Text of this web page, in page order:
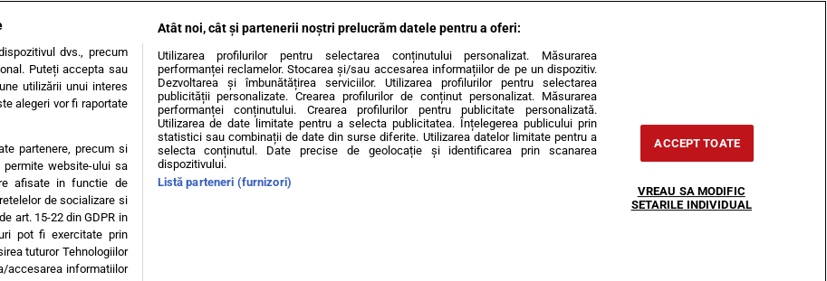
Whatsapp, sună la 0741226226 sau trimite mail la pont@cancan.ro
Știri interne Știri externe Politică
stiri Diete Insula Iubirii Dictionar de vise LIFE STYLE Horoscop
si condiții Politica de confidențialitate
dvs., precum
Puteți accepta sau
utilizării unui interes
alegeri vor fi raportate
partenere, precum si
website-ului sa
afisate in functie de
de socializare si
art. 15-22 din GDPR in
pot fi exercitate prin
tuturor Tehnologiilor
accesarea informatiilor
Atât noi, cât și partenerii noștri prelucrăm datele pentru a oferi:
Utilizarea profilurilor pentru selectarea conținutului personalizat. Măsurarea
performanței reclamelor. Stocarea și/sau accesarea informațiilor de pe un dispozitiv.
Dezvoltarea și îmbunătățirea serviciilor. Utilizarea profilurilor pentru selectarea
publicității personalizate. Crearea profilurilor de conținut personalizat. Măsurarea
performanței conținutului. Crearea profilurilor pentru publicitate personalizată.
Utilizarea de date limitate pentru a selecta publicitatea. Înțelegerea publicului prin
statistici sau combinații de date din surse diferite. Utilizarea datelor limitate pentru a
selecta conținutul. Date precise de geolocație și identificarea prin scanarea
dispozitivului.
Listă parteneri (furnizori)
ACCEPT TOATE
VREAU SA MODIFIC
SETARILE INDIVIDUAL